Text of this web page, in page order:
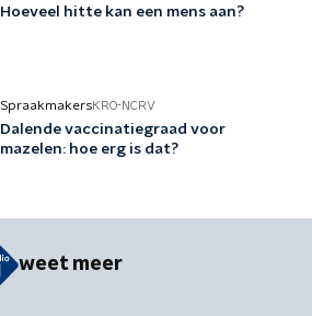
Hoeveel hitte kan een mens aan?
SpraakmakersKRO-NCRV
Dalende vaccinatiegraad voor
mazelen: hoe erg is dat?
weet meer